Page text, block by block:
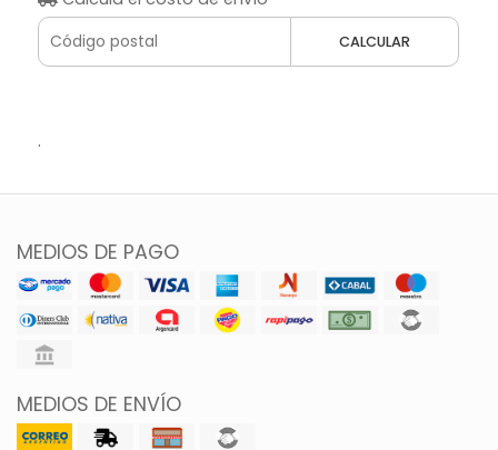
CALCULAR
.
MEDIOS DE PAGO
MEDIOS DE ENVÍO